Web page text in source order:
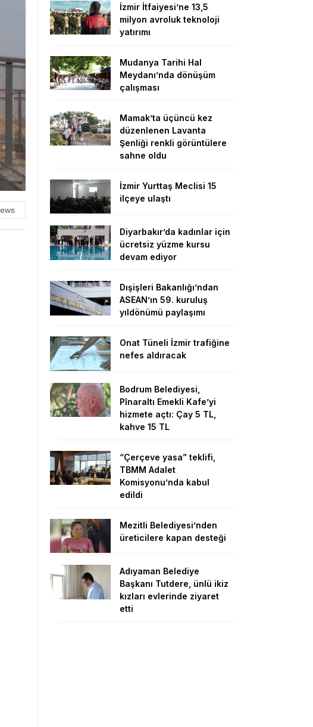
İzmir İtfaiyesi’ne 13,5
milyon avroluk teknoloji
yatırımı
Mudanya Tarihi Hal
Meydanı’nda dönüşüm
çalışması
Mamak’ta üçüncü kez
düzenlenen Lavanta
Şenliği renkli görüntülere
sahne oldu
İzmir Yurttaş Meclisi 15
ilçeye ulaştı
Diyarbakır’da kadınlar için
ücretsiz yüzme kursu
devam ediyor
Dışişleri Bakanlığı’ndan
ASEAN’ın 59. kuruluş
yıldönümü paylaşımı
Onat Tüneli İzmir trafiğine
nefes aldıracak
Bodrum Belediyesi,
Pînaraltı Emekli Kafe’yi
hizmete açtı: Çay 5 TL,
kahve 15 TL
“Çerçeve yasa” teklifi,
TBMM Adalet
Komisyonu’nda kabul
edildi
Mezitli Belediyesi’nden
üreticilere kapan desteği
Adıyaman Belediye
Başkanı Tutdere, ünlü ikiz
kızları evlerinde ziyaret
etti